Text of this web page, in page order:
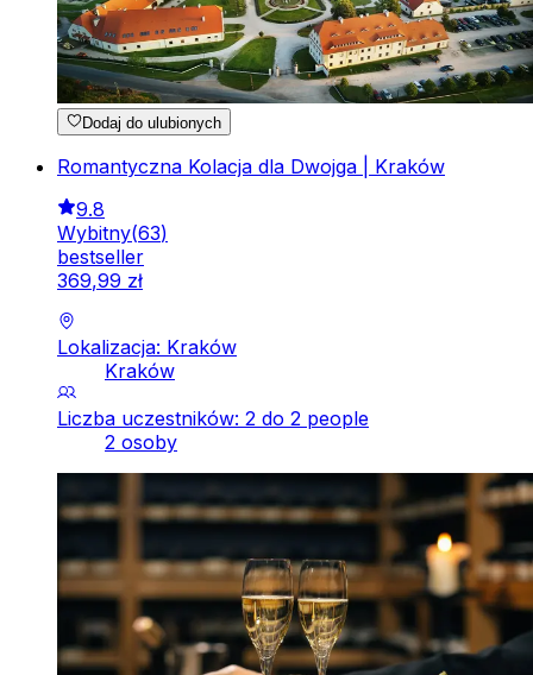
Dodaj do ulubionych
Romantyczna Kolacja dla Dwojga | Kraków
9.8
Wybitny(63)
bestseller
369,99 zł
Lokalizacja: Kraków
Kraków
Liczba uczestników: 2 do 2 people
2 osoby